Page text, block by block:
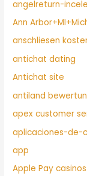
angelreturn-
Ann
anschliesen
antichat dating
Antichat site
antiland
apex customer
aplicaciones-de-
app
Apple Pay